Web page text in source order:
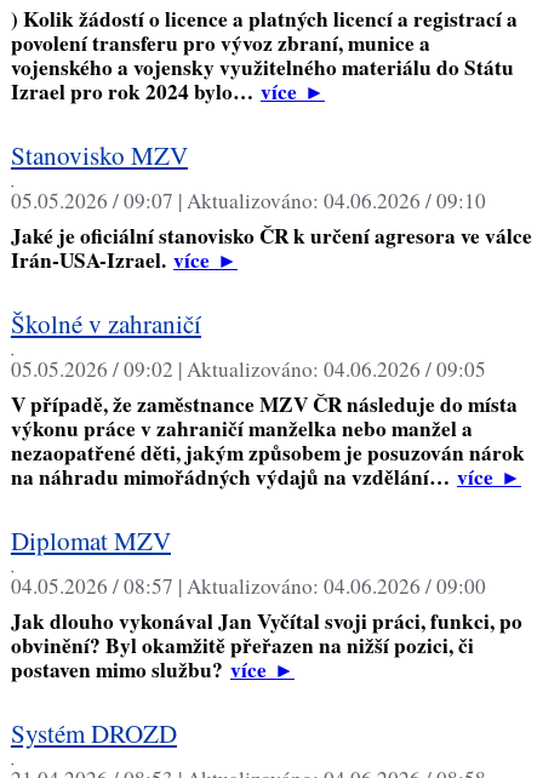
) Kolik žádostí o licence a platných licencí a registrací a
povolení transferu pro vývoz zbraní, munice a
vojenského a vojensky využitelného materiálu do Státu
Izrael pro rok 2024 bylo… více►
Stanovisko MZV
,
05.05.2026 / 09:07 |Aktualizováno: 04.06.2026 / 09:10
Jaké je oficiální stanovisko ČR k určení agresora ve válce
Irán-USA-Izrael. více►
Školné v zahraničí
,
05.05.2026 / 09:02 |Aktualizováno: 04.06.2026 / 09:05
V případě, že zaměstnance MZV ČR následuje do místa
výkonu práce v zahraničí manželka nebo manžel a
nezaopatřené děti, jakým způsobem je posuzován nárok
na náhradu mimořádných výdajů na vzdělání… více►
Diplomat MZV
,
04.05.2026 / 08:57 |Aktualizováno: 04.06.2026 / 09:00
Jak dlouho vykonával Jan Vyčítal svoji práci, funkci, po
obvinění? Byl okamžitě přeřazen na nižší pozici, či
postaven mimo službu? více►
Systém DROZD
,